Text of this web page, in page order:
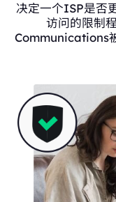
决定一个ISP是否
访问的限制
Communications